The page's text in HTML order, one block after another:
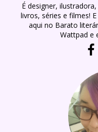
É designer,
livros, séries e filmes!
aqui no Barato
Wattpad e